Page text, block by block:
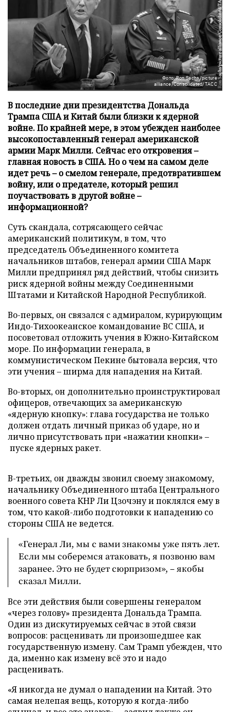
Фото: Ron Sachs/picture
alliance/Consolidated/ТАСС
В последние дни президентства Дональда
Трампа США и Китай были близки к ядерной
войне. По крайней мере, в этом убежден наиболее
высокопоставленный генерал американской
армии Марк Милли. Сейчас его откровения –
главная новость в США. Но о чем на самом деле
идет речь – о смелом генерале, предотвратившем
войну, или о предателе, который решил
поучаствовать в другой войне –
информационной?
Суть скандала, сотрясающего сейчас
американский политикум, в том, что
председатель Объединенного комитета
начальников штабов, генерал армии США Марк
Милли предпринял ряд действий, чтобы снизить
риск ядерной войны между Соединенными
Штатами и Китайской Народной Республикой.
Во-первых, он связался с адмиралом, курирующим
Индо-Тихоокеанское командование ВС США, и
посоветовал отложить учения в Южно-Китайском
море. По информации генерала, в
коммунистическом Пекине бытовала версия, что
эти учения – ширма для нападения на Китай.
Во-вторых, он дополнительно проинструктировал
офицеров, отвечающих за американскую
«ядерную кнопку»: глава государства не только
должен отдать личный приказ об ударе, но и
лично присутствовать при «нажатии кнопки» –
пуске ядерных ракет.
В-третьих, он дважды звонил своему знакомому,
начальнику Объединенного штаба Центрального
военного совета КНР Ли Цзочэну и поклялся ему в
том, что какой-либо подготовки к нападению со
стороны США не ведется.
«Генерал Ли, мы с вами знакомы уже пять лет.
Если мы соберемся атаковать, я позвоню вам
заранее. Это не будет сюрпризом», – якобы
сказал Милли.
Все эти действия были совершены генералом
«через голову» президента Дональда Трампа.
Один из дискутируемых сейчас в этой связи
вопросов: расценивать ли произошедшее как
государственную измену. Сам Трамп убежден, что
да, именно как измену всё это и надо
расценивать.
«Я никогда не думал о нападении на Китай. Это
самая нелепая вещь, которую я когда-либо